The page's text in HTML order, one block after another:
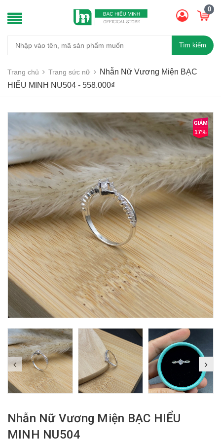
0
Tìm kiếm
Trang chủ Trang sức nữ
Nhẫn Nữ Vương Miện BẠC
HIỂU MINH NU504 - 558.000₫
17%
Nhẫn Nữ Vương Miện BẠC HIỂU
MINH NU504